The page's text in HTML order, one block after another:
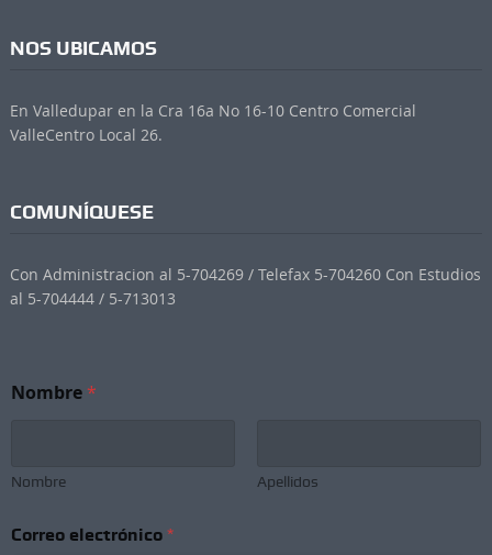
NOS UBICAMOS
En Valledupar en la Cra 16a No 16-10 Centro Comercial
ValleCentro Local 26.
COMUNÍQUESE
Con Administracion al 5-704269 / Telefax 5-704260 Con Estudios
al 5-704444 / 5-713013
e
e
e
Nombre*
Nombre Apellidos
Correo electrónico *